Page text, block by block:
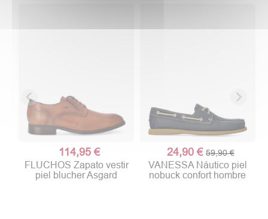
114,95 €
FLUCHOS Zapato vestir
piel blucher Asgard
24,90 € 59,90 €
VANESSA Náutico piel
nobuck confort hombre